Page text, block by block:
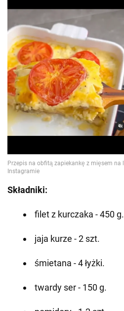
Składniki:
filet z kurczaka - 450 g.
jaja kurze - 2 szt.
śmietana - 4 łyżki.
twardy ser - 150 g.